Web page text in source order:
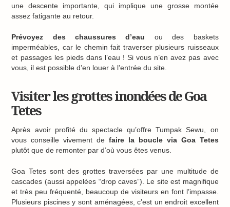
une descente importante, qui implique une grosse montée
assez fatigante au retour.
Prévoyez des chaussures d’eau ou des baskets
imperméables, car le chemin fait traverser plusieurs ruisseaux
et passages les pieds dans l’eau ! Si vous n’en avez pas avec
vous, il est possible d’en louer à l’entrée du site.
Visiter les grottes inondées de Goa
Tetes
Après avoir profité du spectacle qu’offre Tumpak Sewu, on
vous conseille vivement defaire la boucle via Goa Tetes
plutôt que de remonter par d’où vous êtes venus.
Goa Tetes sont des grottes traversées par une multitude de
cascades (aussi appelées “drop caves”). Le site est magnifique
et très peu fréquenté, beaucoup de visiteurs en font l’impasse.
Plusieurs piscines y sont aménagées, c’est un endroit excellent